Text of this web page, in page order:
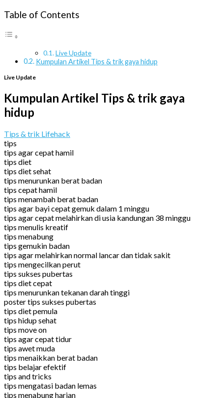
Table of Contents
Live Update
Kumpulan Artikel Tips & trik gaya hidup
Live Update
Kumpulan Artikel Tips & trik gaya
hidup
Tips & trik Lifehack
tips
tips agar cepat hamil
tips diet
tips diet sehat
tips menurunkan berat badan
tips cepat hamil
tips menambah berat badan
tips agar bayi cepat gemuk dalam 1 minggu
tips agar cepat melahirkan di usia kandungan 38 minggu
tips menulis kreatif
tips menabung
tips gemukin badan
tips agar melahirkan normal lancar dan tidak sakit
tips mengecilkan perut
tips sukses pubertas
tips diet cepat
tips menurunkan tekanan darah tinggi
poster tips sukses pubertas
tips diet pemula
tips hidup sehat
tips move on
tips agar cepat tidur
tips awet muda
tips menaikkan berat badan
tips belajar efektif
tips and tricks
tips mengatasi badan lemas
tips menabung harian